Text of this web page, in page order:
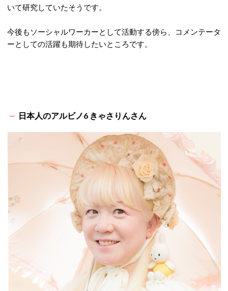
いて研究していたそうです。
今後もソーシャルワーカーとして活動する傍ら、コメンテータ
ーとしての活躍も期待したいところです。
日本人のアルビノ6 きゃさりんさん